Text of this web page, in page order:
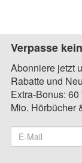
Verpasse
Abonniere jetzt
Rabatte und
Extra-Bonus:
Mio. Hörbücher